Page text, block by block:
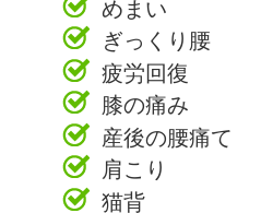
めまい
ぎっくり腰
疲労回復
膝の痛み
産後の腰痛て
肩こり
猫背